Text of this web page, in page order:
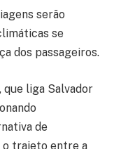
serão
se
dos passageiros.
liga Salvador
de
trajeto entre a